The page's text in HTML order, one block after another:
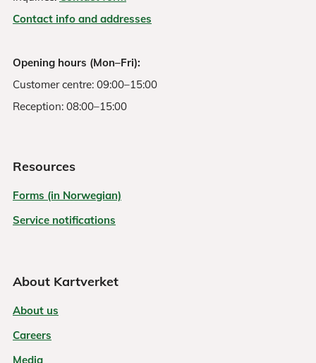
Høland
Austevoll Norgeskart.no
Averøy
Balsfjord
Bamble
Bardu
Contact info and addresses
Opening hours (Mon–Fri):
Customer centre: 09:00–15:00
Reception: 08:00–15:00
Resources
Forms (in Norwegian)
Service notifications
About Kartverket
About us
Careers
Media